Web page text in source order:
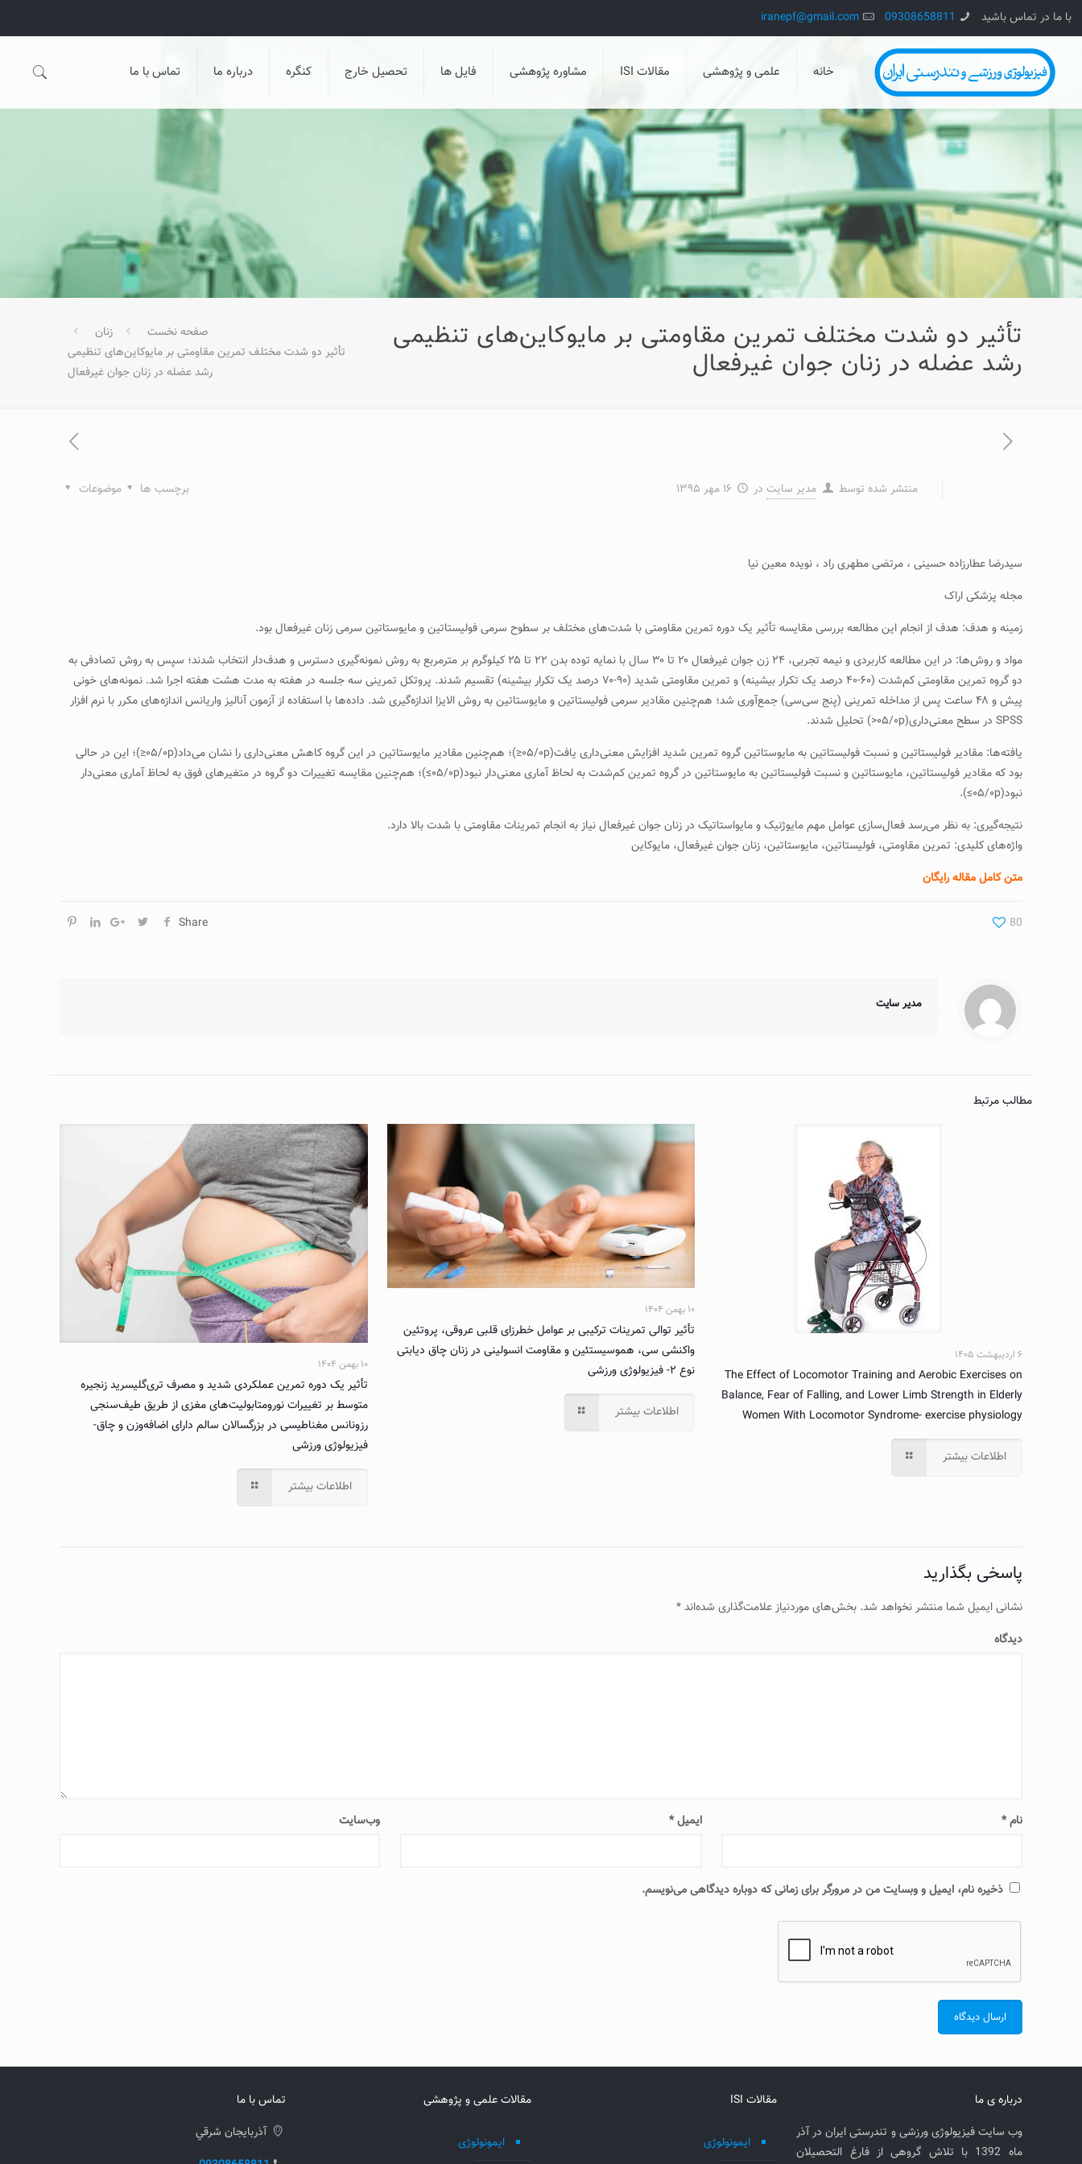
با ما در تماس باشید 09308658811
iranepf@gmail.com
خانه علمی و پژوهشی مقالات ISI مشاوره پژوهشی فایل ها تحصیل خارج کنگره درباره ما تماس با ما
تأثیر دو شدت مختلف تمرین مقاومتی بر مایوکاین‌های تنظیمی
رشد عضله در زنان جوان غیرفعال
صفحه نخست
زنان
تأثیر دو شدت مختلف تمرین مقاومتی بر مایوکاین‌های تنظیمی
رشد عضله در زنان جوان غیرفعال
منتشر شده توسط مدیر سایت در ۱۶ مهر ۱۳۹۵ موضوعات برچسب ها
سیدرضا عطارزاده حسینی ، مرتضی مطهری راد ، نویده معین نیا
مجله پزشکی اراک
زمینه و هدف: هدف از انجام این مطالعه بررسی مقایسه تأثیر یک دوره تمرین مقاومتی با شدت‌های مختلف بر سطوح سرمی فولیستاتین و مایوستاتین سرمی زنان غیرفعال بود.
مواد و روش‌ها: در این مطالعه کاربردی و نیمه تجربی، ۲۴ زن جوان غیرفعال ۲۰ تا ۳۰ سال با نمایه توده بدن ۲۲ تا ۲۵ کیلوگرم بر مترمربع به روش نمونه‌گیری دسترس و هدف‌دار انتخاب شدند؛ سپس به روش تصادفی به
دو گروه تمرین مقاومتی کم‌شدت (۶۰-۴۰ درصد یک تکرار بیشینه) و تمرین مقاومتی شدید (۹۰-۷۰ درصد یک تکرار بیشینه) تقسیم شدند. پروتکل تمرینی سه جلسه در هفته به مدت هشت هفته اجرا شد. نمونه‌های خونی
پیش و ۴۸ ساعت پس از مداخله تمرینی (پنج سی‌سی) جمع‌آوری شد؛ هم‌چنین مقادیر سرمی فولیستاتین و مایوستاتین به روش الایزا اندازه‌گیری شد. داده‌ها با استفاده از آزمون آنالیز واریانس اندازه‌های مکرر با نرم افزار
SPSS در سطح معنی‌داری(۰۵/۰p<) تحلیل شدند.
یافته‌ها: مقادیر فولیستاتین و نسبت فولیستاتین به مایوستاتین گروه تمرین شدید افزایش معنی‌داری یافت(۰۵/۰p≤)؛ هم‌چنین مقادیر مایوستاتین در این گروه کاهش معنی‌داری را نشان می‌داد(۰۵/۰p≤)؛ این در حالی
بود که مقادیر فولیستاتین، مایوستاتین و نسبت فولیستاتین به مایوستاتین در گروه تمرین کم‌شدت به لحاظ آماری معنی‌دار نبود(۰۵/۰p≥)؛ هم‌چنین مقایسه تغییرات دو گروه در متغیرهای فوق به لحاظ آماری معنی‌دار
نبود(۰۵/۰p≥).
نتیجه‌گیری: به نظر می‌رسد فعال‌سازی عوامل مهم مایوژنیک و مایواستاتیک در زنان جوان غیرفعال نیاز به انجام تمرینات مقاومتی با شدت بالا دارد.
واژه‌های کلیدی: تمرین مقاومتی، فولیستاتین، مایوستاتین، زنان جوان غیرفعال، مایوکاین
متن کامل مقاله رایگان
Share 80
مدیر سایت
مطالب مرتبط
۶ اردیبهشت ۱۴۰۵
The Effect of Locomotor Training and Aerobic Exercises on
Balance, Fear of Falling, and Lower Limb Strength in Elderly
Women With Locomotor Syndrome- exercise physiology
اطلاعات بیشتر
۱۰ بهمن ۱۴۰۴
تأثیر توالی تمرینات ترکیبی بر عوامل خطرزای قلبی عروقی، پروتئین
واکنشی سی، هموسیستئین و مقاومت انسولینی در زنان چاق دیابتی
نوع ۲- فیزیولوژی ورزشی
اطلاعات بیشتر
۱۰ بهمن ۱۴۰۴
تأثیر یک دوره تمرین عملکردی شدید و مصرف تری‌گلیسرید زنجیره
متوسط بر تغییرات نورومتابولیت‌های مغزی از طریق طیف‌سنجی
رزونانس مغناطیسی در بزرگسالان سالم دارای اضافه‌وزن و چاق-
فیزیولوژی ورزشی
اطلاعات بیشتر
پاسخی بگذارید
نشانی ایمیل شما منتشر نخواهد شد. بخش‌های موردنیاز علامت‌گذاری شده‌اند*
دیدگاه
نام* ایمیل* وب‌سایت
ذخیره نام، ایمیل و وبسایت من در مرورگر برای زمانی که دوباره دیدگاهی می‌نویسم.
درباره ی ما
وب سایت فیزیولوژی ورزشی و تندرستی ایران در آذر
ماه 1392 با تلاش گروهی از فارغ التحصیلان
مقالات ISI
ایمونولوژی
مقالات علمی و پژوهشی
ایمونولوژی
تماس با ما
آذربايجان شرقي